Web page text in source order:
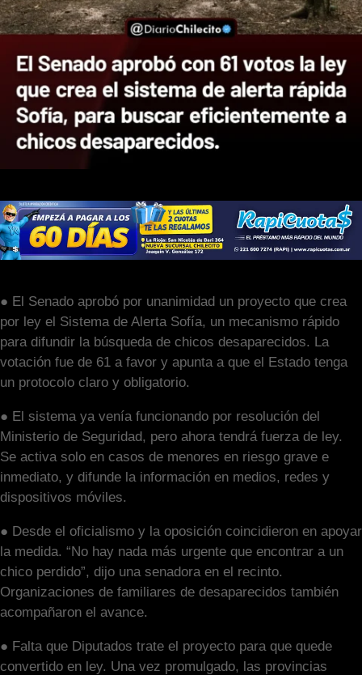
● El Senado aprobó por unanimidad un proyecto que crea
por ley el Sistema de Alerta Sofía, un mecanismo rápido
para difundir la búsqueda de chicos desaparecidos. La
votación fue de 61 a favor y apunta a que el Estado tenga
un protocolo claro y obligatorio.
● El sistema ya venía funcionando por resolución del
Ministerio de Seguridad, pero ahora tendrá fuerza de ley.
Se activa solo en casos de menores en riesgo grave e
inmediato, y difunde la información en medios, redes y
dispositivos móviles.
● Desde el oficialismo y la oposición coincidieron en apoyar
la medida. “No hay nada más urgente que encontrar a un
chico perdido”, dijo una senadora en el recinto.
Organizaciones de familiares de desaparecidos también
acompañaron el avance.
● Falta que Diputados trate el proyecto para que quede
convertido en ley. Una vez promulgado, las provincias